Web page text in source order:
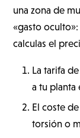
una zona de
«gasto
calculas el
La tarifa
a tu planta
El coste
torsión o